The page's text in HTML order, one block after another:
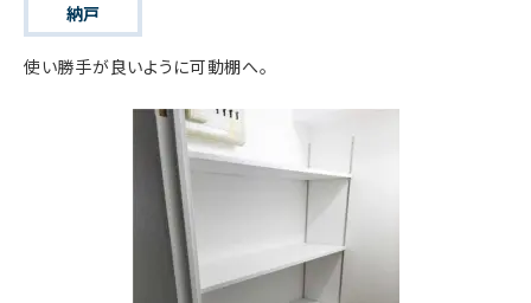
納戸
使い勝手が良いように可動棚へ。